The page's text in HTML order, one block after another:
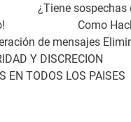
¿Tiene
Como
de mensajes
Y DISCRECION
EN TODOS LOS PAISES